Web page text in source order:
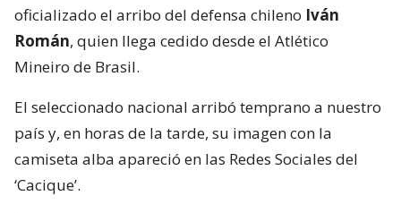
oficializado el arribo del defensa chileno Iván
Román, quien llega cedido desde el Atlético
Mineiro de Brasil.
El seleccionado nacional arribó temprano a nuestro
país y, en horas de la tarde, su imagen con la
camiseta alba apareció en las Redes Sociales del
‘Cacique’.